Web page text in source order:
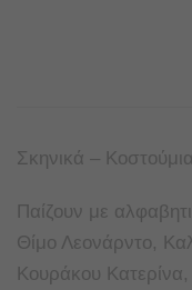
Σκηνικά –
Παίζουν με
Θίμο Λεονάρντο,
Κουράκου